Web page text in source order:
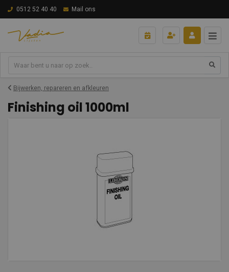
0512 52 40 40 Mail ons
Bijwerken, repareren en afkleuren
Finishing oil 1000ml